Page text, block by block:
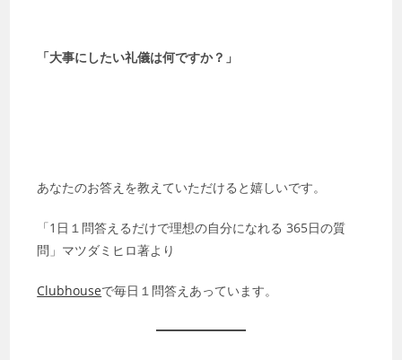
「大事にしたい礼儀は何ですか？」
あなたのお答えを教えていただけると嬉しいです。
「1日１問答えるだけで理想の自分になれる 365日の質
問」マツダミヒロ著より
Clubhouseで毎日１問答えあっています。